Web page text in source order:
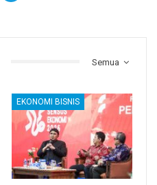
Semua
EKONOMI BISNIS